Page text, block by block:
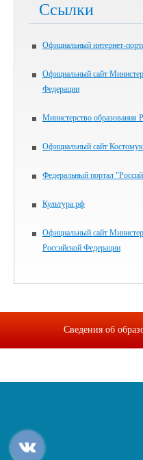
Ссылки
Официальный интернет-
Официальный сайт
Федерации
Министерство образования
Официальный сайт
Федеральный портал
Культура.рф
Официальный сайт
Российской Федерации
Сведения об